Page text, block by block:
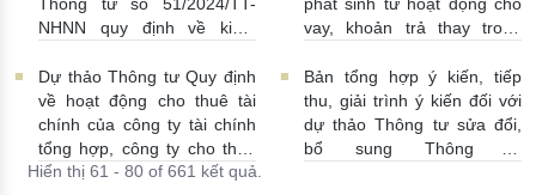
bù trừ nghĩa vụ trường hợp
05/02/2026 | 10:00:00
NHNN quy định về kiểm
hàng thương mại, tổ chức
tín dụng phi ngân hàng, tổ
chức tài chính vi mô, chi
nhánh ngân hàng nước
ngoài 27/01/2026 | 05:07:00
vay, khoản trả thay trong
chức tín dụng, chi nhánh
ngân hàng nước ngoài thay
thế Thông tư số
09/2015/TTNHNN ngày
Dự thảo Thông tư Quy định
về hoạt động cho thuê tài
chính của công ty tài chính
tổng hợp, công ty cho thuê
tài chính
13/01/2026 |
Bản tổng hợp ý kiến, tiếp
thu, giải trình ý kiến đối với
dự thảo Thông tư sửa đổi,
bổ sung Thông tư
Hiển thị 61 - 80 of 661 kết quả.